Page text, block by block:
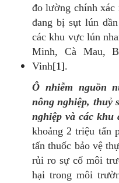
đo lường chính xác
đang bị sụt lún
các khu vực lún
Minh, Cà Mau,
Vinh[1].
Ô nhiễm nguồn
nông nghiệp, thuỷ
nghiệp và các khu
khoảng 2 triệu tấn
tấn thuốc bảo vệ
rủi ro sự cố môi
hại trong môi